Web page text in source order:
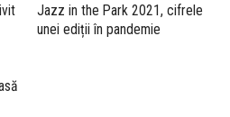
Jazz in the Park 2021, cifrele
unei ediții în pandemie